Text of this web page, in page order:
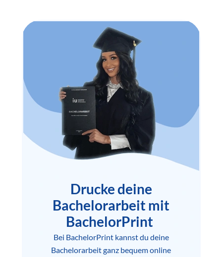
Drucke deine
Bachelorarbeit mit
BachelorPrint
Bei BachelorPrint kannst du deine
Bachelorarbeit ganz bequem online